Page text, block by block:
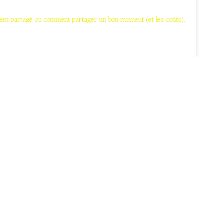
partagé ou comment partager un bon moment (et les coûts).